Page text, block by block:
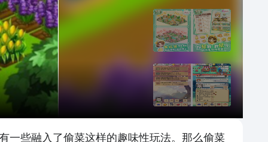
一些融入了偷菜这样的趣味性玩法。那么偷菜